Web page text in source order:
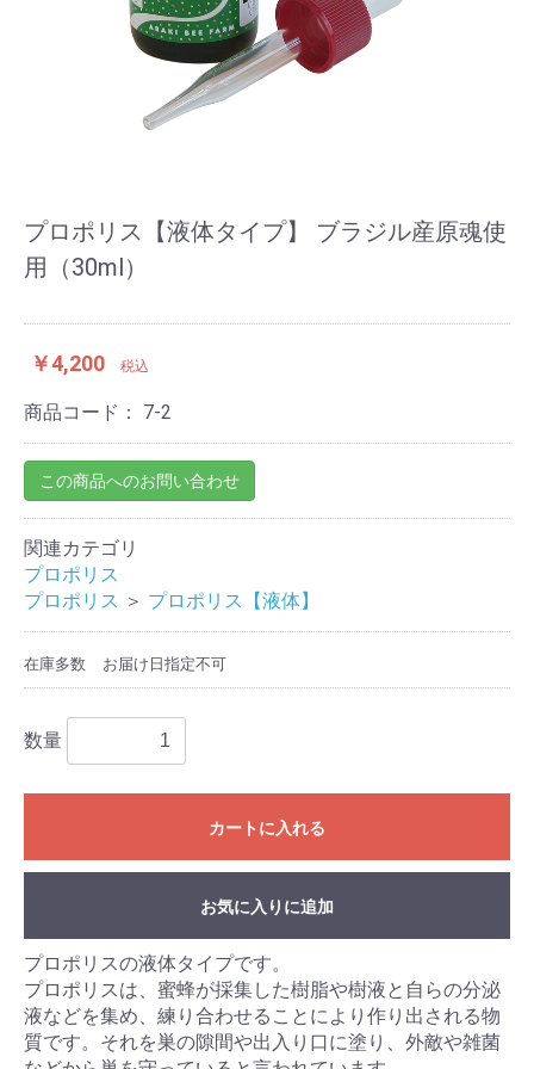
プロポリス【液体タイプ】 ブラジル産原魂使
用（30ml）
￥4,200 税込
商品コード： 7-2
この商品へのお問い合わせ
関連カテゴリ
プロポリス
プロポリス ＞ プロポリス【液体】
在庫多数 お届け日指定不可
数量
カートに入れる
お買い物を続ける
お気に入りに追加
プロポリスの液体タイプです。
プロポリスは、蜜蜂が採集した樹脂や樹液と自らの分泌
液などを集め、練り合わせることにより作り出される物
質です。それを巣の隙間や出入り口に塗り、外敵や雑菌